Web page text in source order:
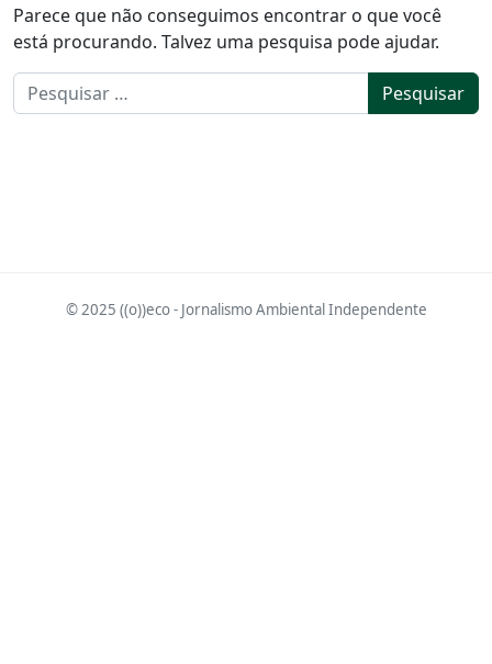
Parece que não conseguimos encontrar o que você
está procurando. Talvez uma pesquisa pode ajudar.
Pesquisar por:
© 2025 ((o))eco - Jornalismo Ambiental Independente